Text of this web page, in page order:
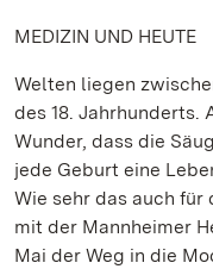
MEDIZIN UND HEUTE
Welten liegen
des 18. Jahrhunderts.
Wunder, dass die
jede Geburt eine
Wie sehr das auch
mit der Mannheimer
Mai der Weg in die